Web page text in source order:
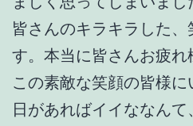
皆さんのキラキラした
す。本当に皆さんお疲れ
この素敵な笑顔の皆様
日があればイイななんて